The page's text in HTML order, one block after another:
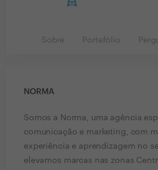
Sobre Portefólio
NORMA
Somos a Norma, uma agência
comunicação e marketing, com
experiência e aprendizagem no
elevamos marcas nas zonas